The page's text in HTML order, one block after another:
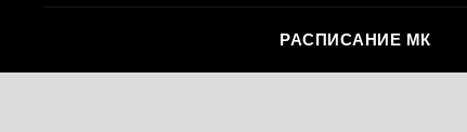
РАСПИСАНИЕ МК